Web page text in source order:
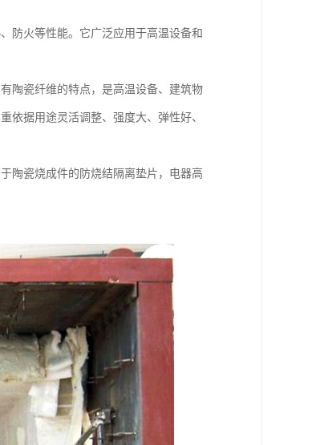
防火等性能。它广泛应用于高温设备和
陶瓷纤维的特点，是高温设备、建筑物
依据用途灵活调整、强度大、弹性好、
陶瓷烧成件的防烧结隔离垫片，电器高